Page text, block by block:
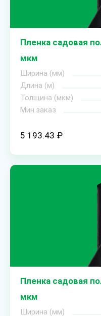
Пленка садовая
мкм
Ширина (мм)
Длина (м)
Толщина (мкм)
Мин.заказ
5 193.43 ₽
Пленка садовая
мкм
Ширина (мм)